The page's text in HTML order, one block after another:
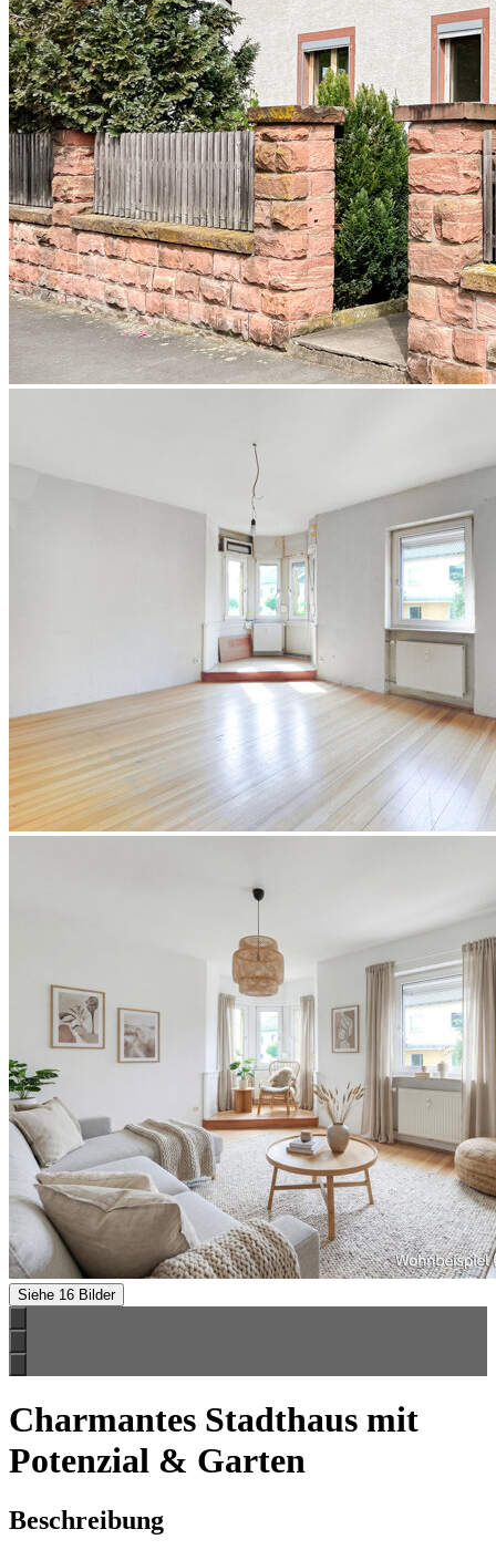
Siehe 16 Bilder
Charmantes Stadthaus mit
Potenzial & Garten
Beschreibung